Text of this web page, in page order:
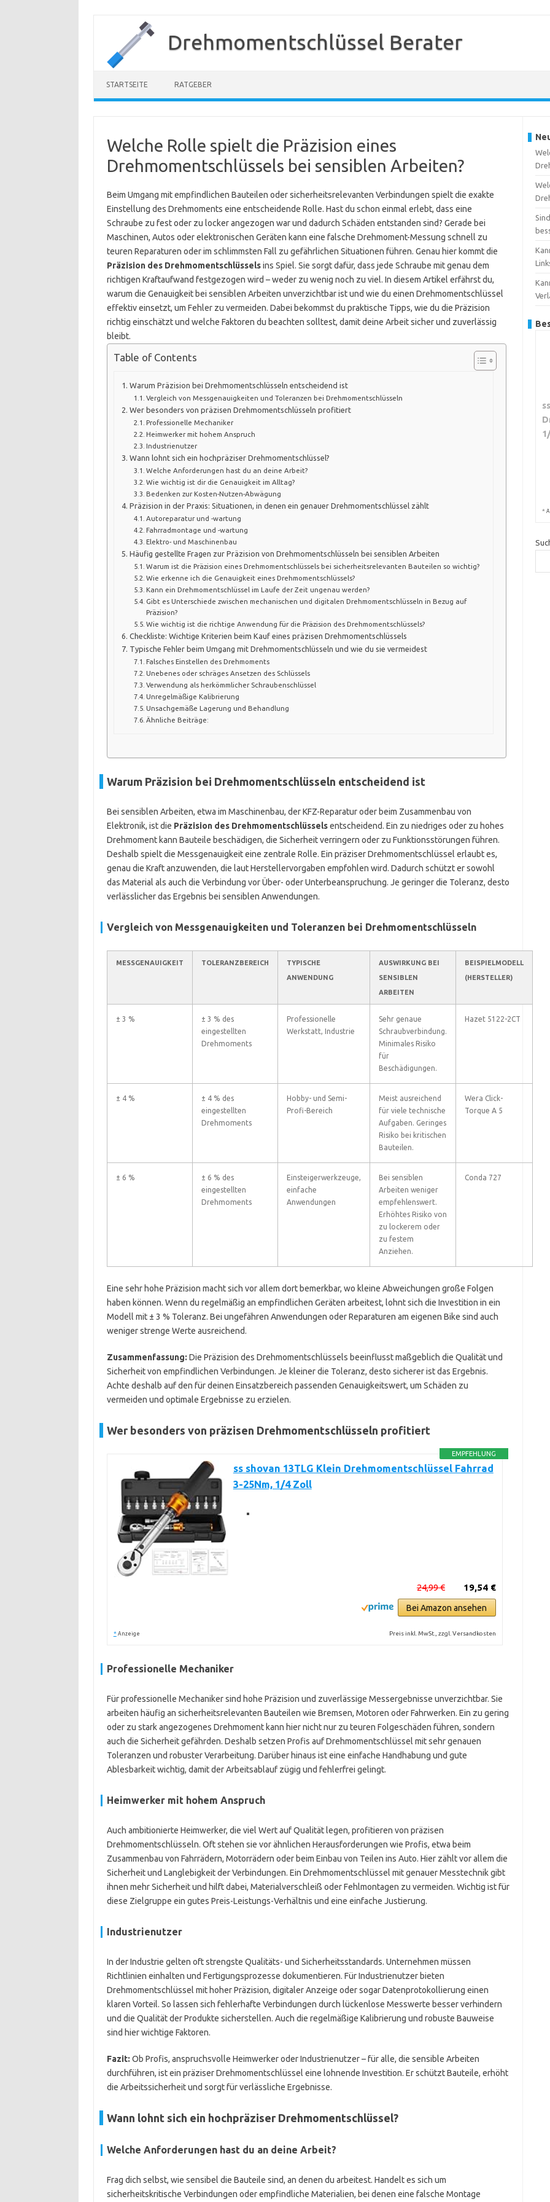
Drehmomentschlüssel Berater
STARTSEITE RATGEBER
Welche Rolle spielt die Präzision eines
Drehmomentschlüssels bei sensiblen Arbeiten?
Beim Umgang mit empfindlichen Bauteilen oder sicherheitsrelevanten Verbindungen spielt die exakte
Einstellung des Drehmoments eine entscheidende Rolle. Hast du schon einmal erlebt, dass eine
Schraube zu fest oder zu locker angezogen war und dadurch Schäden entstanden sind? Gerade bei
Maschinen, Autos oder elektronischen Geräten kann eine falsche Drehmoment-Messung schnell zu
teuren Reparaturen oder im schlimmsten Fall zu gefährlichen Situationen führen. Genau hier kommt die
Präzision des Drehmomentschlüsselsins Spiel. Sie sorgt dafür, dass jede Schraube mit genau dem
richtigen Kraftaufwand festgezogen wird – weder zu wenig noch zu viel. In diesem Artikel erfährst du,
warum die Genauigkeit bei sensiblen Arbeiten unverzichtbar ist und wie du einen Drehmomentschlüssel
effektiv einsetzt, um Fehler zu vermeiden. Dabei bekommst du praktische Tipps, wie du die Präzision
richtig einschätzt und welche Faktoren du beachten solltest, damit deine Arbeit sicher und zuverlässig
bleibt.
Table of Contents
Warum Präzision bei Drehmomentschlüsseln entscheidend ist
Vergleich von Messgenauigkeiten und Toleranzen bei Drehmomentschlüsseln
Wer besonders von präzisen Drehmomentschlüsseln profitiert
Professionelle Mechaniker
Heimwerker mit hohem Anspruch
Industrienutzer
Wann lohnt sich ein hochpräziser Drehmomentschlüssel?
Welche Anforderungen hast du an deine Arbeit?
Wie wichtig ist dir die Genauigkeit im Alltag?
Bedenken zur Kosten-Nutzen-Abwägung
Präzision in der Praxis: Situationen, in denen ein genauer Drehmomentschlüssel zählt
Autoreparatur und -wartung
Fahrradmontage und -wartung
Elektro- und Maschinenbau
Häufig gestellte Fragen zur Präzision von Drehmomentschlüsseln bei sensiblen Arbeiten
Warum ist die Präzision eines Drehmomentschlüssels bei sicherheitsrelevanten Bauteilen so wichtig?
Wie erkenne ich die Genauigkeit eines Drehmomentschlüssels?
Kann ein Drehmomentschlüssel im Laufe der Zeit ungenau werden?
Gibt es Unterschiede zwischen mechanischen und digitalen Drehmomentschlüsseln in Bezug auf
Präzision?
Wie wichtig ist die richtige Anwendung für die Präzision des Drehmomentschlüssels?
Checkliste: Wichtige Kriterien beim Kauf eines präzisen Drehmomentschlüssels
Typische Fehler beim Umgang mit Drehmomentschlüsseln und wie du sie vermeidest
Falsches Einstellen des Drehmoments
Unebenes oder schräges Ansetzen des Schlüssels
Verwendung als herkömmlicher Schraubenschlüssel
Unregelmäßige Kalibrierung
Unsachgemäße Lagerung und Behandlung
Ähnliche Beiträge:
Warum Präzision bei Drehmomentschlüsseln entscheidend ist
Bei sensiblen Arbeiten, etwa im Maschinenbau, der KFZ-Reparatur oder beim Zusammenbau von
Elektronik, ist die Präzision des Drehmomentschlüsselsentscheidend. Ein zu niedriges oder zu hohes
Drehmoment kann Bauteile beschädigen, die Sicherheit verringern oder zu Funktionsstörungen führen.
Deshalb spielt die Messgenauigkeit eine zentrale Rolle. Ein präziser Drehmomentschlüssel erlaubt es,
genau die Kraft anzuwenden, die laut Herstellervorgaben empfohlen wird. Dadurch schützt er sowohl
das Material als auch die Verbindung vor Über- oder Unterbeanspruchung. Je geringer die Toleranz, desto
verlässlicher das Ergebnis bei sensiblen Anwendungen.
Vergleich von Messgenauigkeiten und Toleranzen bei Drehmomentschlüsseln
MESSGENAUIGKEIT TOLERANZBEREICH
TYPISCHE
ANWENDUNG
AUSWIRKUNG BEI
SENSIBLEN
ARBEITEN
BEISPIELMODELL
(HERSTELLER)
± 3 %
± 3 % des
eingestellten
Drehmoments
Professionelle
Werkstatt, Industrie
Sehr genaue
Schraubverbindung.
Minimales Risiko
für
Beschädigungen.
Hazet 5122-2CT
± 4 %
± 4 % des
eingestellten
Drehmoments
Hobby- und Semi-
Profi-Bereich
Meist ausreichend
für viele technische
Aufgaben. Geringes
Risiko bei kritischen
Bauteilen.
Wera Click-
Torque A 5
± 6 %
± 6 % des
eingestellten
Drehmoments
Einsteigerwerkzeuge,
einfache
Anwendungen
Bei sensiblen
Arbeiten weniger
empfehlenswert.
Erhöhtes Risiko von
zu lockerem oder
zu festem
Anziehen.
Conda 727
Eine sehr hohe Präzision macht sich vor allem dort bemerkbar, wo kleine Abweichungen große Folgen
haben können. Wenn du regelmäßig an empfindlichen Geräten arbeitest, lohnt sich die Investition in ein
Modell mit ± 3 % Toleranz. Bei ungefähren Anwendungen oder Reparaturen am eigenen Bike sind auch
weniger strenge Werte ausreichend.
Zusammenfassung: Die Präzision des Drehmomentschlüssels beeinflusst maßgeblich die Qualität und
Sicherheit von empfindlichen Verbindungen. Je kleiner die Toleranz, desto sicherer ist das Ergebnis.
Achte deshalb auf den für deinen Einsatzbereich passenden Genauigkeitswert, um Schäden zu
vermeiden und optimale Ergebnisse zu erzielen.
Wer besonders von präzisen Drehmomentschlüsseln profitiert
EMPFEHLUNG
ss shovan 13TLG Klein Drehmomentschlüssel Fahrrad
3-25Nm, 1/4 Zoll
19,54 €
24,99 €
Bei Amazon ansehen
* Anzeige Preis inkl. MwSt., zzgl. Versandkosten
Professionelle Mechaniker
Für professionelle Mechaniker sind hohe Präzision und zuverlässige Messergebnisse unverzichtbar. Sie
arbeiten häufig an sicherheitsrelevanten Bauteilen wie Bremsen, Motoren oder Fahrwerken. Ein zu gering
oder zu stark angezogenes Drehmoment kann hier nicht nur zu teuren Folgeschäden führen, sondern
auch die Sicherheit gefährden. Deshalb setzen Profis auf Drehmomentschlüssel mit sehr genauen
Toleranzen und robuster Verarbeitung. Darüber hinaus ist eine einfache Handhabung und gute
Ablesbarkeit wichtig, damit der Arbeitsablauf zügig und fehlerfrei gelingt.
Heimwerker mit hohem Anspruch
Auch ambitionierte Heimwerker, die viel Wert auf Qualität legen, profitieren von präzisen
Drehmomentschlüsseln. Oft stehen sie vor ähnlichen Herausforderungen wie Profis, etwa beim
Zusammenbau von Fahrrädern, Motorrädern oder beim Einbau von Teilen ins Auto. Hier zählt vor allem die
Sicherheit und Langlebigkeit der Verbindungen. Ein Drehmomentschlüssel mit genauer Messtechnik gibt
ihnen mehr Sicherheit und hilft dabei, Materialverschleiß oder Fehlmontagen zu vermeiden. Wichtig ist für
diese Zielgruppe ein gutes Preis-Leistungs-Verhältnis und eine einfache Justierung.
Industrienutzer
In der Industrie gelten oft strengste Qualitäts- und Sicherheitsstandards. Unternehmen müssen
Richtlinien einhalten und Fertigungsprozesse dokumentieren. Für Industrienutzer bieten
Drehmomentschlüssel mit hoher Präzision, digitaler Anzeige oder sogar Datenprotokollierung einen
klaren Vorteil. So lassen sich fehlerhafte Verbindungen durch lückenlose Messwerte besser verhindern
und die Qualität der Produkte sicherstellen. Auch die regelmäßige Kalibrierung und robuste Bauweise
sind hier wichtige Faktoren.
Fazit: Ob Profis, anspruchsvolle Heimwerker oder Industrienutzer – für alle, die sensible Arbeiten
durchführen, ist ein präziser Drehmomentschlüssel eine lohnende Investition. Er schützt Bauteile, erhöht
die Arbeitssicherheit und sorgt für verlässliche Ergebnisse.
Wann lohnt sich ein hochpräziser Drehmomentschlüssel?
Welche Anforderungen hast du an deine Arbeit?
Frag dich selbst, wie sensibel die Bauteile sind, an denen du arbeitest. Handelt es sich um
sicherheitskritische Verbindungen oder empfindliche Materialien, bei denen eine falsche Montage
*